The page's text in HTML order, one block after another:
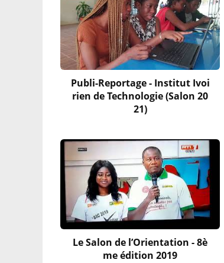
Publi-Reportage - Institut Ivoi
rien de Technologie (Salon 20
21)
Le Salon de l’Orientation - 8è
me édition 2019